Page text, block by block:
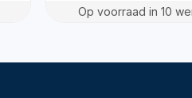
Op voorraad in 10